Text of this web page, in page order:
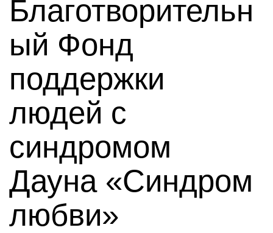
Благотворительн
ый Фонд
поддержки
людей с
синдромом
Дауна «Синдром
любви»